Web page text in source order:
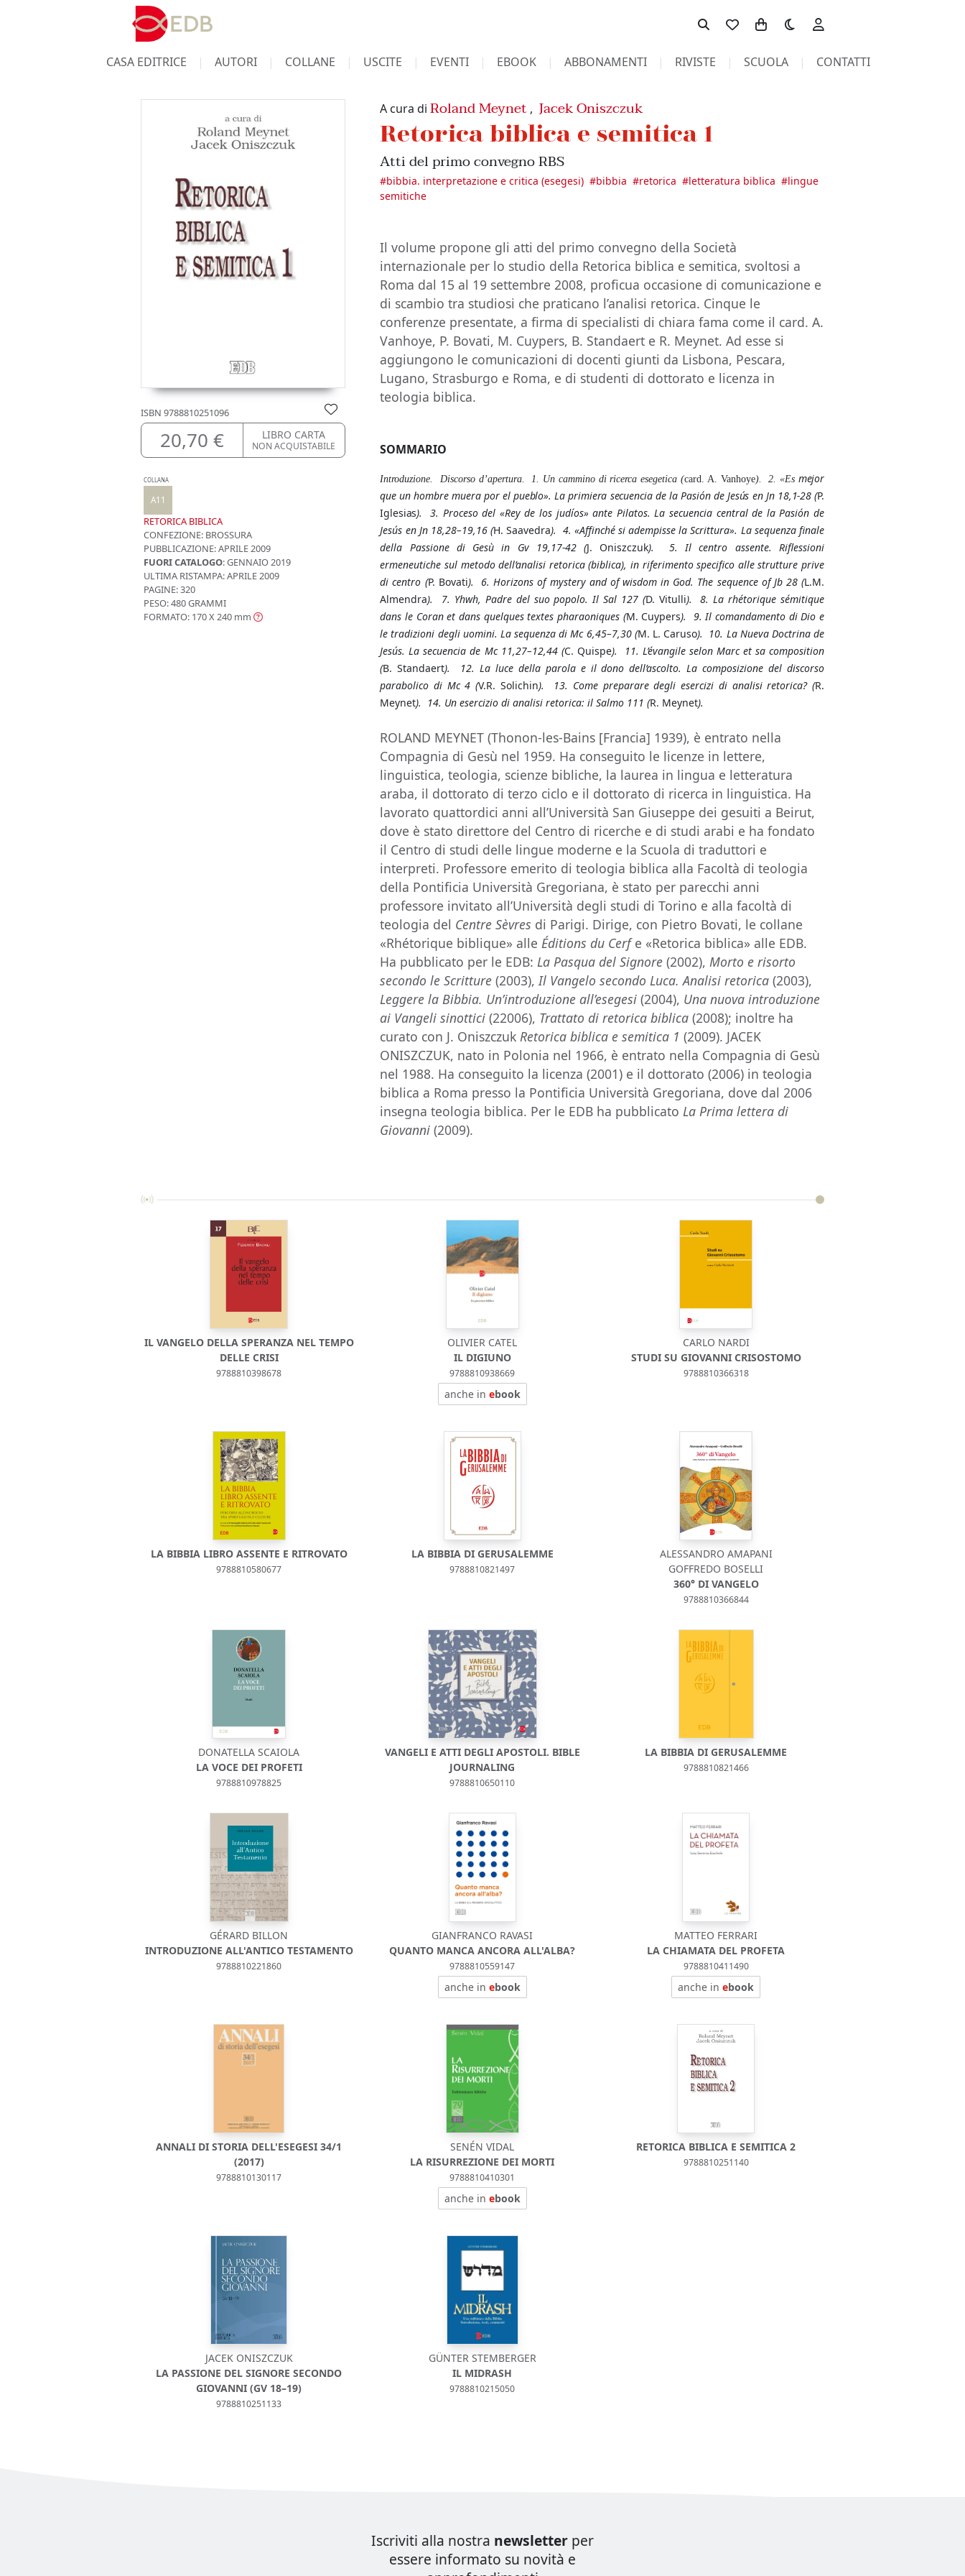
Toggle theme
CASA EDITRICE AUTORI COLLANE USCITE EVENTI EBOOK ABBONAMENTI RIVISTE SCUOLA CONTATTI
ISBN 9788810251096
20,70 € LIBRO CARTA
NON ACQUISTABILE
COLLANA
A11
RETORICA BIBLICA
CONFEZIONE: BROSSURA
PUBBLICAZIONE:APRILE 2009
FUORI CATALOGO: GENNAIO 2019
ULTIMA RISTAMPA:APRILE 2009
PAGINE: 320
PESO: 480 GRAMMI
FORMATO: 170 X 240 mm
A cura diRoland Meynet , Jacek Oniszczuk
Retorica biblica e semitica 1
Atti del primo convegno RBS
#bibbia. interpretazione e critica (esegesi) #bibbia #retorica #letteratura biblica #lingue
semitiche
Il volume propone gli atti del primo convegno della Società
internazionale per lo studio della Retorica biblica e semitica, svoltosi a
Roma dal 15 al 19 settembre 2008, proficua occasione di comunicazione e
di scambio tra studiosi che praticano l’analisi retorica. Cinque le
conferenze presentate, a firma di specialisti di chiara fama come il card. A.
Vanhoye, P. Bovati, M. Cuypers, B. Standaert e R. Meynet. Ad esse si
aggiungono le comunicazioni di docenti giunti da Lisbona, Pescara,
Lugano, Strasburgo e Roma, e di studenti di dottorato e licenza in
teologia biblica.
SOMMARIO
Introduzione. Discorso d’apertura. 1. Un cammino di ricerca esegetica (card. A. Vanhoye).2. «Es mejor
que un hombre muera por el pueblo». La primiera secuencia de la Pasión de Jesús en Jn 18,1-28 (P.
Iglesias). 3. Proceso del «Rey de los judíos» ante Pilatos. La secuencia central de la Pasión de
Jesús en Jn 18,28–19,16 (H. Saavedra). 4. «Affinché si adempisse la Scrittura». La sequenza finale
della Passione di Gesù in Gv 19,17-42 (J. Oniszczuk). 5. Il centro assente. Riflessioni
ermeneutiche sul metodo dell’analisi retorica (biblica), in riferimento specifico alle strutture prive
di centro (P. Bovati). 6. Horizons of mystery and of wisdom in God. The sequence of Jb 28 (L.M.
Almendra). 7. Yhwh, Padre del suo popolo. Il Sal 127 (D. Vitulli).8. La rhétorique sémitique
dans le Coran et dans quelques textes pharaoniques (M. Cuypers). 9.Il comandamento di Dio e
le tradizioni degli uomini. La sequenza di Mc 6,45–7,30 (M. L. Caruso). 10. La Nueva Doctrina de
Jesús.La secuencia de Mc 11,27–12,44 (C. Quispe). 11. L’évangile selon Marc et sa composition
(B. Standaert). 12. La luce della parola e il dono dell’ascolto. La composizione del discorso
parabolico di Mc 4 (V.R. Solichin). 13. Come preparare degli esercizi di analisi retorica? (R.
Meynet). 14. Un esercizio di analisi retorica: il Salmo 111 (R. Meynet).
ROLAND MEYNET (Thonon-les-Bains [Francia] 1939), è entrato nella
Compagnia di Gesù nel 1959. Ha conseguito le licenze in lettere,
linguistica, teologia, scienze bibliche, la laurea in lingua e letteratura
araba, il dottorato di terzo ciclo e il dottorato di ricerca in linguistica. Ha
lavorato quattordici anni all’Università San Giuseppe dei gesuiti a Beirut,
dove è stato direttore del Centro di ricerche e di studi arabi e ha fondato
il Centro di studi delle lingue moderne e la Scuola di traduttori e
interpreti. Professore emerito di teologia biblica alla Facoltà di teologia
della Pontificia Università Gregoriana, è stato per parecchi anni
professore invitato all’Università degli studi di Torino e alla facoltà di
teologia del Centre Sèvres di Parigi. Dirige, con Pietro Bovati, le collane
«Rhétorique biblique» alleÉditions du Cerfe «Retorica biblica» alle EDB.
Ha pubblicato per le EDB:La Pasqua del Signore (2002),Morto e risorto
secondo le Scritture (2003),Il Vangelo secondo Luca. Analisi retorica(2003),
Leggere la Bibbia. Un’introduzione all’esegesi (2004), Una nuova introduzione
ai Vangeli sinottici(22006), Trattato di retorica biblica(2008); inoltre ha
curato con J. OniszczukRetorica biblica e semitica 1(2009). JACEK
ONISZCZUK, nato in Polonia nel 1966, è entrato nella Compagnia di Gesù
nel 1988. Ha conseguito la licenza (2001) e il dottorato (2006) in teologia
biblica a Roma presso la Pontificia Università Gregoriana, dove dal 2006
insegna teologia biblica. Per le EDB ha pubblicatoLa Prima lettera di
Giovanni (2009).
IL VANGELO DELLA SPERANZA NEL TEMPO
DELLE CRISI
9788810398678
OLIVIER CATEL
IL DIGIUNO
9788810938669
anche in ebook
CARLO NARDI
STUDI SU GIOVANNI CRISOSTOMO
9788810366318
LA BIBBIA LIBRO ASSENTE E RITROVATO
9788810580677
LA BIBBIA DI GERUSALEMME
9788810821497
ALESSANDRO AMAPANI
GOFFREDO BOSELLI
360° DI VANGELO
9788810366844
DONATELLA SCAIOLA
LA VOCE DEI PROFETI
9788810978825
VANGELI E ATTI DEGLI APOSTOLI. BIBLE
JOURNALING
9788810650110
LA BIBBIA DI GERUSALEMME
9788810821466
GÉRARD BILLON
INTRODUZIONE ALL'ANTICO TESTAMENTO
9788810221860
GIANFRANCO RAVASI
QUANTO MANCA ANCORA ALL'ALBA?
9788810559147
anche in ebook
MATTEO FERRARI
LA CHIAMATA DEL PROFETA
9788810411490
anche inebook
ANNALI DI STORIA DELL'ESEGESI 34/1
(2017)
9788810130117
SENÉN VIDAL
LA RISURREZIONE DEI MORTI
9788810410301
anche in ebook
RETORICA BIBLICA E SEMITICA 2
9788810251140
JACEK ONISZCZUK
LA PASSIONE DEL SIGNORE SECONDO
GIOVANNI (GV 18–19)
9788810251133
GÜNTER STEMBERGER
IL MIDRASH
9788810215050
Iscriviti alla nostra newsletter per
essere informato su novità e